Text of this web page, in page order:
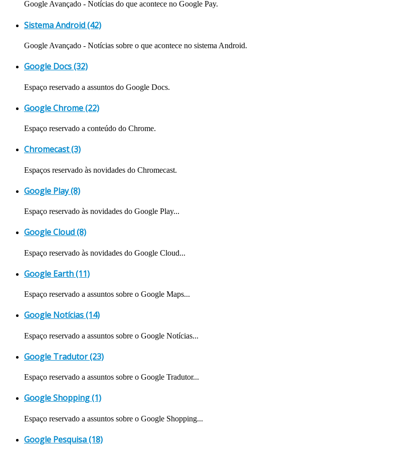
Google Avançado - Notícias do que acontece no Google Pay.
Sistema Android (42)
Google Avançado - Notícias sobre o que acontece no sistema Android.
Google Docs (32)
Espaço reservado a assuntos do Google Docs.
Google Chrome (22)
Espaço reservado a conteúdo do Chrome.
Chromecast (3)
Espaços reservado às novidades do Chromecast.
Google Play (8)
Espaço reservado às novidades do Google Play...
Google Cloud (8)
Espaço reservado às novidades do Google Cloud...
Google Earth (11)
Espaço reservado a assuntos sobre o Google Maps...
Google Notícias (14)
Espaço reservado a assuntos sobre o Google Notícias...
Google Tradutor (23)
Espaço reservado a assuntos sobre o Google Tradutor...
Google Shopping (1)
Espaço reservado a assuntos sobre o Google Shopping...
Google Pesquisa (18)